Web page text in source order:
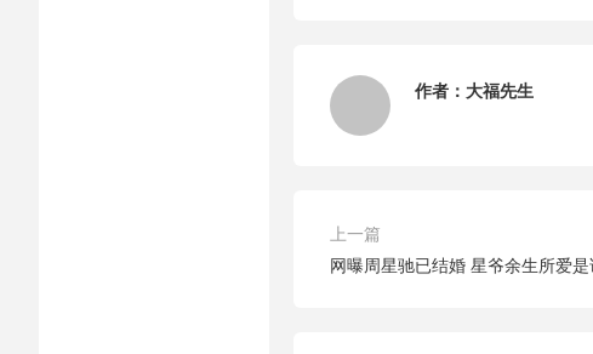
作者： 大福先生
上一篇
网曝周星驰已结婚 星爷余生所爱